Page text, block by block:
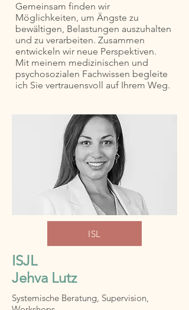
Gemeinsam finden wir
Möglichkeiten, um Ängste zu
bewältigen, Belastungen auszuhalten
und zu verarbeiten. Zusammen
entwickeln wir neue Perspektiven.
Mit meinem medizinischen und
psychosozialen Fachwissen begleite
ich Sie vertrauensvoll auf Ihrem Weg.
ISL
ISJL
Jehva Lutz
Systemische Beratung, Supervision,